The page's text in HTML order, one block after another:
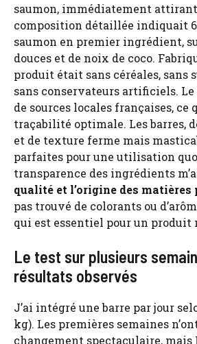
saumon, immédiatement
composition détaillée indiquait
saumon en premier ingrédient,
douces et de noix de coco.
produit était sans céréales, sans
sans conservateurs artificiels.
de sources locales françaises,
traçabilité optimale. Les barres,
et de texture ferme mais
parfaites pour une utilisation
transparence des ingrédients
qualité et l’origine des matières
pas trouvé de colorants ou
qui est essentiel pour un produit
Le test sur plusieurs
résultats observés
J’ai intégré une barre par jour
kg). Les premières semaines
changement spectaculaire, mais